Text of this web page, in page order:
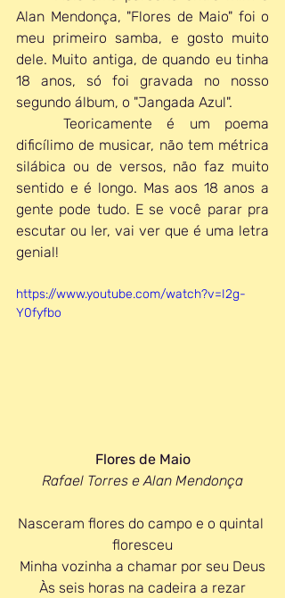
Alan Mendonça, "Flores de Maio" foi o
meu primeiro samba, e gosto muito
dele. Muito antiga, de quando eu tinha
18 anos, só foi gravada no nosso
segundo álbum, o "Jangada Azul".
dificílimo de musicar, não tem métrica
silábica ou de versos, não faz muito
sentido e é longo. Mas aos 18 anos a
gente pode tudo. E se você parar pra
escutar ou ler, vai ver que é uma letra
genial!
https://www.youtube.com/watch?v=I2g-
Y0fyfbo
Flores de Maio
Rafael Torres e Alan Mendonça
Nasceram flores do campo e o quintal
floresceu
Minha vozinha a chamar por seu Deus
Às seis horas na cadeira a rezar